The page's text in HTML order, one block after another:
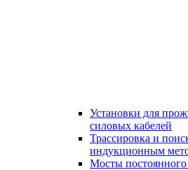
Установки для
силовых кабелей
Трассировка и
индукционным
Мосты